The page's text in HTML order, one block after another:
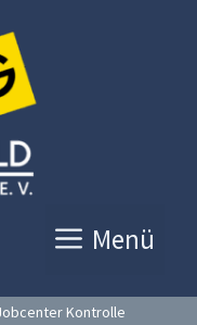
Menü
Kontrolle